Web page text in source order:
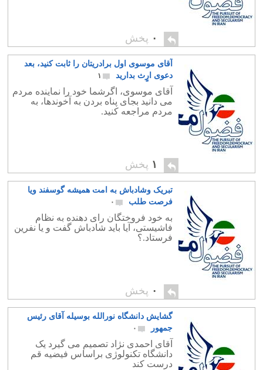
۰ پخش
آقای موسوی اول برادریتان را ثابت کنید، بعد
دعوی ارٍث بدارید
۱
آقای موسوی، اگرشما خود را نماینده مردم
می دانید بجای پناه بردن به آخوندها، به
مردم مراجعه کنید.
۱ پخش
تبریک وشادباش به امت همیشه گوسفند ویا
فرصت طلب
۰
به خود فروختگان رای دهنده به نظام
فاشیستی، آیا باید شادباش گفت و یا نفرین
فرستاد.؟
۰ پخش
گشایش دانشگاه نورالله بوسیله آقای رئیس
جمهور
۰
آقای احمدی نژاد تصمیم می گیرد یک
دانشگاه تکنولوژی براساس فیضیه قم
درست کند